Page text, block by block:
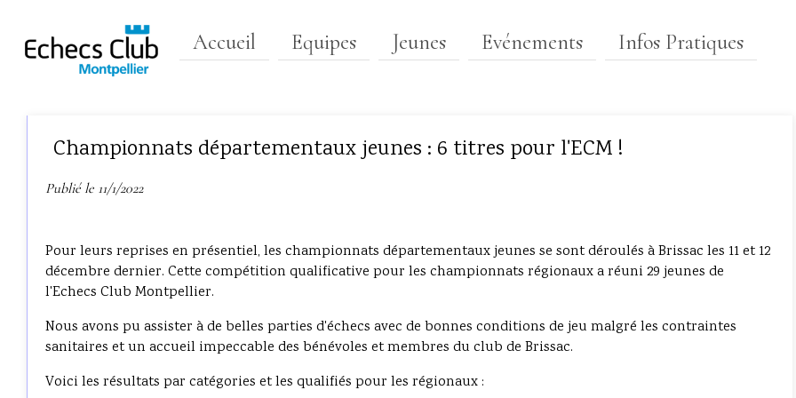
Accueil Equipes Jeunes Evénements Infos Pratiques
Championnats départementaux jeunes : 6 titres pour l'ECM !
Publié le 11/1/2022
Pour leurs reprises en présentiel, les championnats départementaux jeunes se sont déroulés à Brissac les 11 et 12
décembre dernier. Cette compétition qualificative pour les championnats régionaux a réuni 29 jeunes de
l'Echecs Club Montpellier.
Nous avons pu assister à de belles parties d'échecs avec de bonnes conditions de jeu malgré les contraintes
sanitaires et un accueil impeccable des bénévoles et membres du club de Brissac.
Voici les résultats par catégories et les qualifiés pour les régionaux :